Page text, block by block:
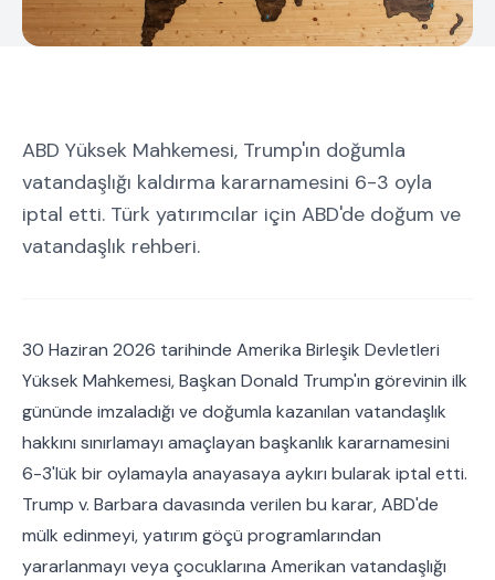
ABD Yüksek Mahkemesi, Trump'ın doğumla
vatandaşlığı kaldırma kararnamesini 6-3 oyla
iptal etti. Türk yatırımcılar için ABD'de doğum ve
vatandaşlık rehberi.
30 Haziran 2026 tarihinde Amerika Birleşik Devletleri
Yüksek Mahkemesi, Başkan Donald Trump'ın görevinin ilk
gününde imzaladığı ve doğumla kazanılan vatandaşlık
hakkını sınırlamayı amaçlayan başkanlık kararnamesini
6-3'lük bir oylamayla anayasaya aykırı bularak iptal etti.
Trump v. Barbara davasında verilen bu karar, ABD'de
mülk edinmeyi, yatırım göçü programlarından
yararlanmayı veya çocuklarına Amerikan vatandaşlığı